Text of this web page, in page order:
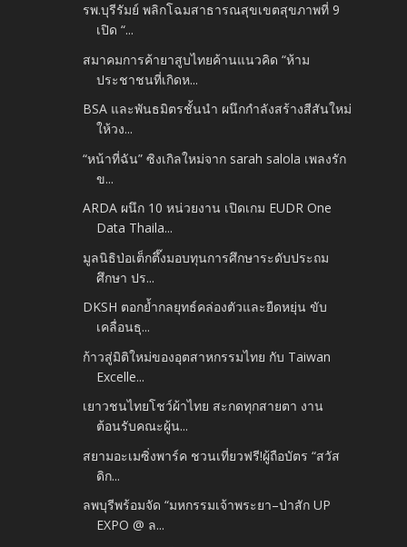
รพ.บุรีรัมย์ พลิกโฉมสาธารณสุขเขตสุขภาพที่ 9
เปิด “...
สมาคมการค้ายาสูบไทยค้านแนวคิด “ห้าม
ประชาชนที่เกิดห...
BSA และพันธมิตรชั้นนำ ผนึกกำลังสร้างสีสันใหม่
ให้วง...
“หน้าที่ฉัน” ซิงเกิลใหม่จาก sarah salola เพลงรัก
ข...
ARDA ผนึก 10 หน่วยงาน เปิดเกม EUDR One
Data Thaila...
มูลนิธิป่อเต็กตึ๊งมอบทุนการศึกษาระดับประถม
ศึกษา ปร...
DKSH ตอกย้ำกลยุทธ์คล่องตัวและยืดหยุ่น ขับ
เคลื่อนธุ...
ก้าวสู่มิติใหม่ของอุตสาหกรรมไทย กับ Taiwan
Excelle...
เยาวชนไทยโชว์ผ้าไทย สะกดทุกสายตา งาน
ต้อนรับคณะผู้น...
สยามอะเมซิ่งพาร์ค ชวนเที่ยวฟรี!ผู้ถือบัตร “สวัส
ดิก...
ลพบุรีพร้อมจัด “มหกรรมเจ้าพระยา–ป่าสัก UP
EXPO @ ล...